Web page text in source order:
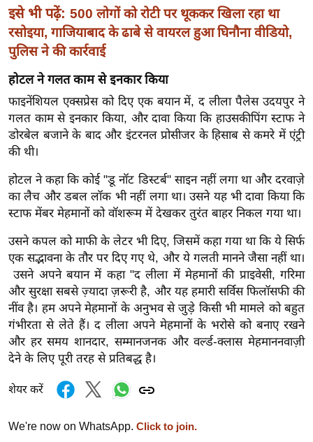
B
r
e
a
k
i
n
g
N
e
w
s
इ
फ
स्टा
इ
ल
टे
क्नॉ
जी
ब्यू
इसे भी पढ़ें: 500 लोगों को रोटी पर थूककर खिला रहा था
रसोइया, गाजियाबाद के ढाबे से वायरल हुआ घिनौना वीडियो,
पुलिस ने की कार्रवाई
होटल ने गलत काम से इनकार किया
फाइनेंशियल एक्सप्रेस को दिए एक बयान में, द लीला पैलेस उदयपुर ने
गलत काम से इनकार किया, और दावा किया कि हाउसकीपिंग स्टाफ ने
डोरबेल बजाने के बाद और इंटरनल प्रोसीजर के हिसाब से कमरे में एंट्री
की थी।
होटल ने कहा कि कोई "डू नॉट डिस्टर्ब" साइन नहीं लगा था और दरवाज़े
का लैच और डबल लॉक भी नहीं लगा था। उसने यह भी दावा किया कि
स्टाफ मेंबर मेहमानों को वॉशरूम में देखकर तुरंत बाहर निकल गया था।
उसने कपल को माफी के लेटर भी दिए, जिसमें कहा गया था कि ये सिर्फ
एक सद्भावना के तौर पर दिए गए थे, और ये गलती मानने जैसा नहीं था।
उसने अपने बयान में कहा"द लीला में मेहमानों की प्राइवेसी, गरिमा
और सुरक्षा सबसे ज़्यादा ज़रूरी है, और यह हमारी सर्विस फिलॉसफी की
नींव है। हम अपने मेहमानों के अनुभव से जुड़े किसी भी मामले को बहुत
गंभीरता से लेते हैं। द लीला अपने मेहमानों के भरोसे को बनाए रखने
और हर समय शानदार, सम्मानजनक और वर्ल्ड-क्लास मेहमाननवाज़ी
देने के लिए पूरी तरह से प्रतिबद्ध है।
शेयर करें
We're now on WhatsApp. Click to join.